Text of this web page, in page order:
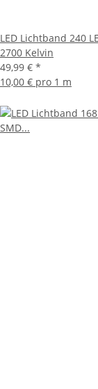
LED Lichtband 240
2700 Kelvin
49,99 € *
10,00 € pro 1 m